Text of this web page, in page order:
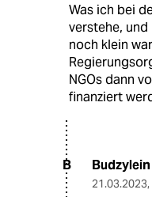
Was ich bei
verstehe,
noch klein
NGOs dann
finanziert
B Budzylein
21.03.2023,